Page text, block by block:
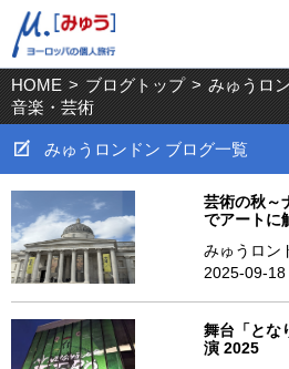
HOME > ブログトップ > みゅうロ
音楽・芸術
みゅうロンドン ブログ一覧
芸術の秋～
でアートに
みゅうロン
2025-09-18
舞台「とな
演 2025